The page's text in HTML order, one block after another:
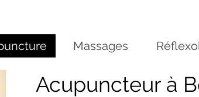
Massages
Acupuncteur à